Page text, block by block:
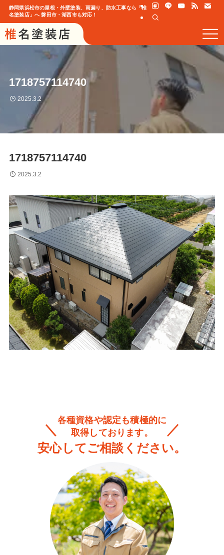
静岡県浜松市の屋根・外壁塗装、雨漏り、防水工事なら「椎
名塗装店」へ 磐田市・湖西市も対応！
1718757114740
2025.3.2
1718757114740
2025.3.2
各種資格や認定も積極的に
取得しております。
安心してご相談ください。